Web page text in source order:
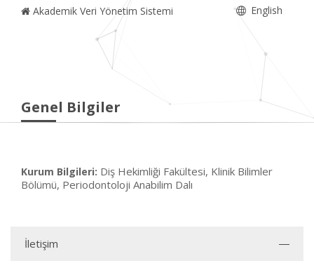
Akademik Veri Yönetim Sistemi English
Genel Bilgiler
Kurum Bilgileri: Diş Hekimliği Fakültesi, Klinik Bilimler
Bölümü, Periodontoloji Anabilim Dalı
İletişim